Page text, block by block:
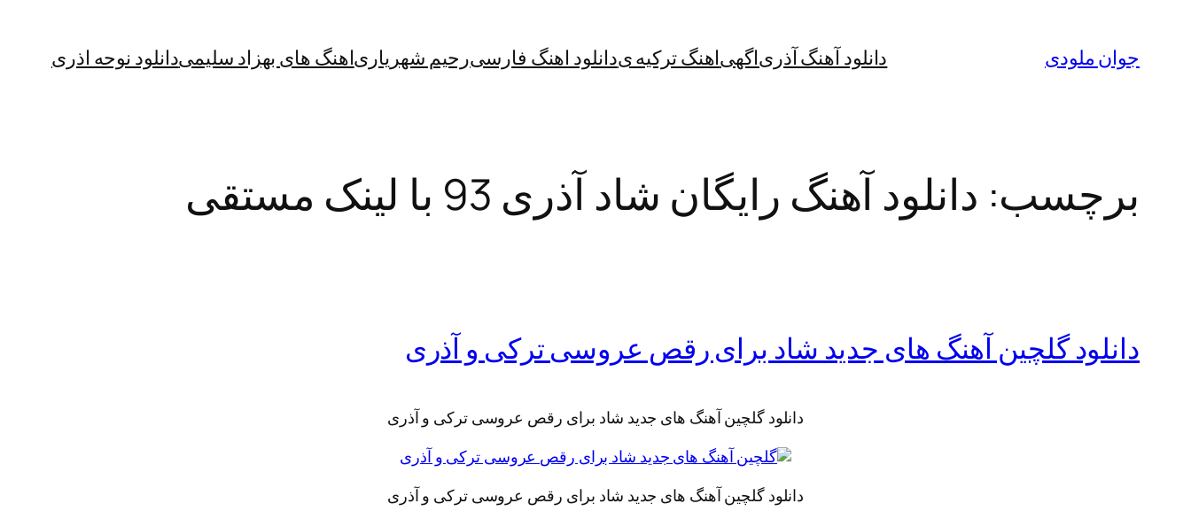
جوان ملودی دانلود آهنگ آذریاگهیاهنگ ترکیه یدانلود اهنگ فارسیرحیم شهریاریاهنگ های بهزاد سلیمیدانلود نوحه اذری
برچسب: دانلود آهنگ رایگان شاد آذری 93 با لینک مستقی
دانلود گلچین آهنگ های جدید شاد برای رقص عروسی ترکی و آذری
دانلود گلچین آهنگ های جدید شاد برای رقص عروسی ترکی و آذری
دانلود گلچین آهنگ های جدید شاد برای رقص عروسی ترکی و آذری